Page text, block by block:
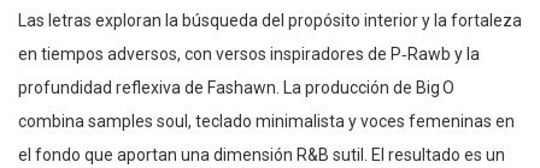
Las letras exploran la búsqueda del propósito interior y la fortaleza
en tiempos adversos, con versos inspiradores de P‑Rawb y la
profundidad reflexiva de Fashawn. La producción de Big O
combina samples soul, teclado minimalista y voces femeninas en
el fondo que aportan una dimensión R&B sutil. El resultado es un